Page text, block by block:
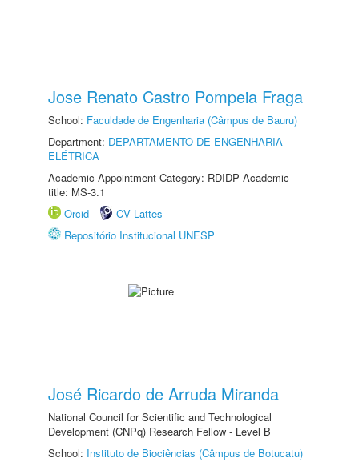
Jose Renato Castro Pompeia Fraga
School: Faculdade de Engenharia (Câmpus de Bauru)
Department: DEPARTAMENTO DE ENGENHARIA
ELÉTRICA
Academic Appointment Category: RDIDP Academic
title: MS-3.1
Orcid
CV Lattes
Repositório Institucional UNESP
José Ricardo de Arruda Miranda
National Council for Scientific and Technological
Development (CNPq) Research Fellow - Level B
School: Instituto de Biociências (Câmpus de Botucatu)